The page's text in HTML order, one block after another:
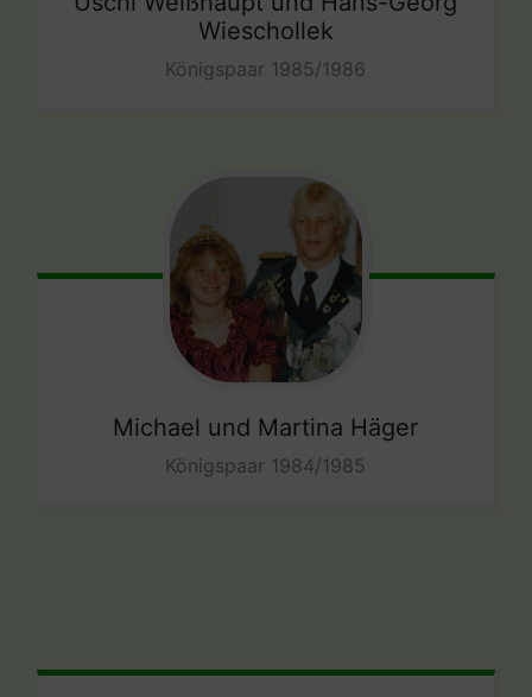
Wieschollek
Königspaar 1985/1986
Michael und Martina Häger
Königspaar 1984/1985